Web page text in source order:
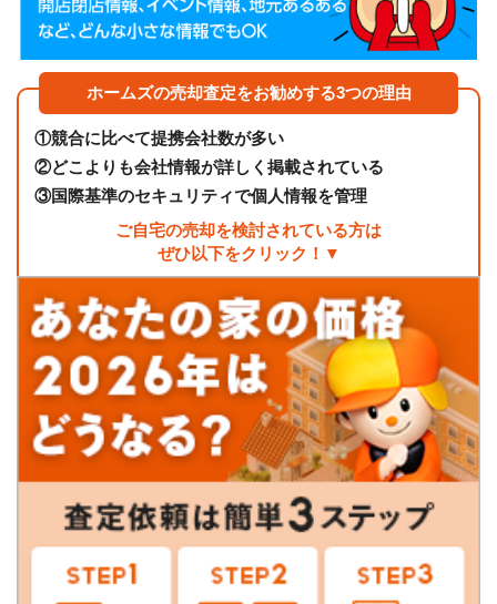
ホームズの売却査定をお勧めする3つの理由
①競合に比べて提携会社数が多い
②どこよりも会社情報が詳しく掲載されている
③国際基準のセキュリティで個人情報を管理
ご自宅の売却を検討されている方は
ぜひ以下をクリック！▼